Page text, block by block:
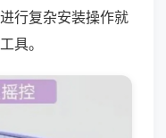
行复杂安装操作就
具。